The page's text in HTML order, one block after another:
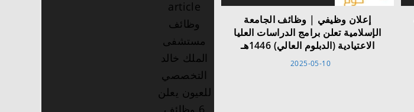
إعلان وظيفي | وظائف الجامعة
الإسلامية تعلن برامج الدراسات العليا
الاعتيادية (الدبلوم العالي) 1446هـ
2025-05-10